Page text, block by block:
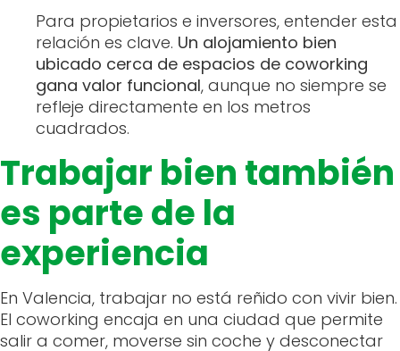
Para propietarios e inversores, entender esta
relación es clave. Un alojamiento bien
ubicado cerca de espacios de coworking
gana valor funcional, aunque no siempre se
refleje directamente en los metros
cuadrados.
Trabajar bien también
es parte de la
experiencia
En Valencia, trabajar no está reñido con vivir bien.
El coworking encaja en una ciudad que permite
salir a comer, moverse sin coche y desconectar